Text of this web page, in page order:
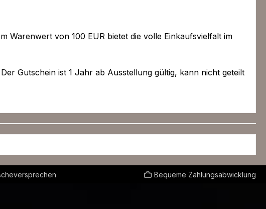
Warenwert von 100 EUR bietet die volle Einkaufsvielfalt im
Gutschein ist 1 Jahr ab Ausstellung gültig, kann nicht geteilt
Bequeme Zahlungsabwicklung